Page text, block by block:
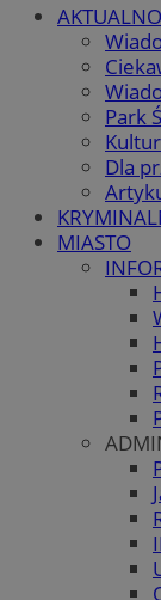
Park
Dla
MIASTO